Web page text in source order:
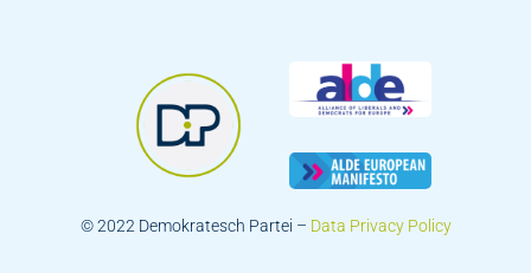
© 2022 Demokratesch Partei – Data Privacy Policy